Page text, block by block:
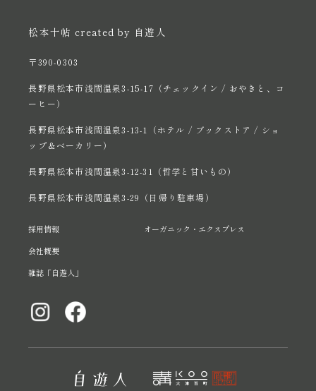
松本十帖 created by 自遊人
〒390-0303
長野県松本市浅間温泉3-15-17（チェックイン / おやきと、コ
ーヒー）
長野県松本市浅間温泉3-13-1（ホテル / ブックストア / ショ
ップ＆ベーカリー）
長野県松本市浅間温泉3-12-31（哲学と甘いもの）
長野県松本市浅間温泉3-29（日帰り駐車場）
採用情報
会社概要
雑誌「自遊人」
オーガニック・エクスプレス